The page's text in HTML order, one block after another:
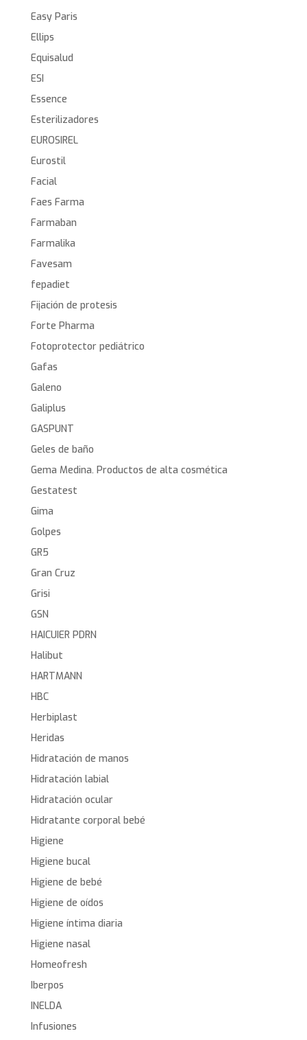
Easy Paris
Ellips
Equisalud
ESI
Essence
Esterilizadores
EUROSIREL
Eurostil
Facial
Faes Farma
Farmaban
Farmalika
Favesam
fepadiet
Fijación de protesis
Forte Pharma
Fotoprotector pediátrico
Gafas
Galeno
Galiplus
GASPUNT
Geles de baño
Gema Medina. Productos de alta cosmética
Gestatest
Gima
Golpes
GR5
Gran Cruz
Grisi
GSN
HAICUIER PDRN
Halibut
HARTMANN
HBC
Herbiplast
Heridas
Hidratación de manos
Hidratación labial
Hidratación ocular
Hidratante corporal bebé
Higiene
Higiene bucal
Higiene de bebé
Higiene de oídos
Higiene íntima diaria
Higiene nasal
Homeofresh
Iberpos
INELDA
Infusiones